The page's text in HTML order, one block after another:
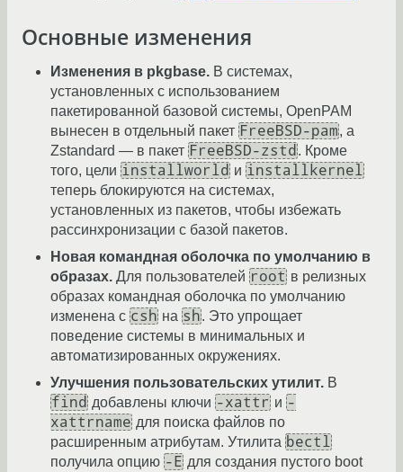
Основные изменения
Изменения в pkgbase. В системах,
установленных с использованием
пакетированной базовой системы, OpenPAM
вынесен в отдельный пакет FreeBSD-pam, а
Zstandard — в пакет FreeBSD-zstd . Кроме
того, цели installworld и installkernel
теперь блокируются на системах,
установленных из пакетов, чтобы избежать
рассинхронизации с базой пакетов.
Новая командная оболочка по умолчанию в
образах. Для пользователей root в релизных
образах командная оболочка по умолчанию
изменена с csh на sh. Это упрощает
поведение системы в минимальных и
автоматизированных окружениях.
Улучшения пользовательских утилит. В
find добавлены ключи -xattr и -
xattrname для поиска файлов по
расширенным атрибутам. Утилита bectl
получила опцию -E для создания пустого boot